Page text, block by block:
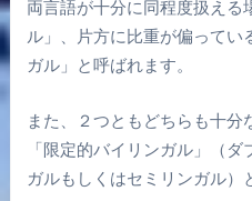
両言語が十分に同程度扱える
ル」、片方に比重が偏ってい
ガル」と呼ばれます。
また、２つともどちらも十
「限定的バイリンガル」（
ガルもしくはセミリンガル）